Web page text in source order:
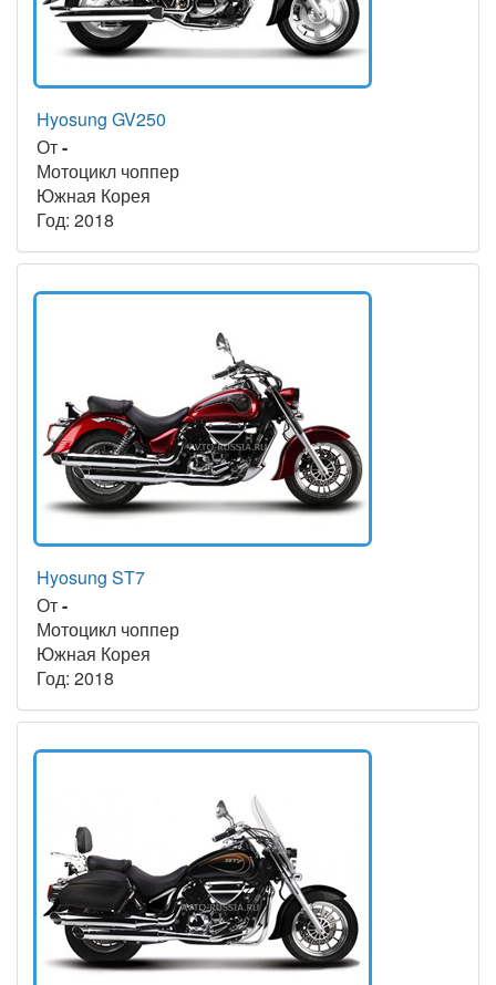
Hyosung GV250
От-
Мотоцикл чоппер
Южная Корея
Год: 2018
Hyosung ST7
От-
Мотоцикл чоппер
Южная Корея
Год: 2018